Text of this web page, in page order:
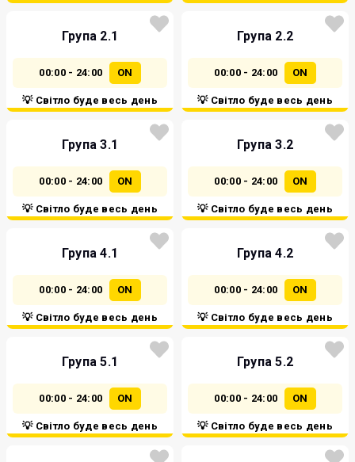
Група 2.1
00:00 - 24:00 ON
💡 Світло буде весь день
Група 2.2
00:00 - 24:00 ON
💡 Світло буде весь день
Група 3.1
00:00 - 24:00 ON
💡 Світло буде весь день
Група 3.2
00:00 - 24:00 ON
💡 Світло буде весь день
Група 4.1
00:00 - 24:00 ON
💡 Світло буде весь день
Група 4.2
00:00 - 24:00 ON
💡 Світло буде весь день
Група 5.1
00:00 - 24:00 ON
💡 Світло буде весь день
Група 5.2
00:00 - 24:00 ON
💡 Світло буде весь день